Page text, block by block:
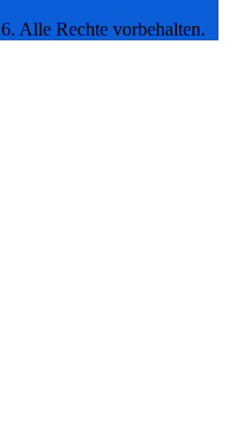
Alle Rechte vorbehalten.